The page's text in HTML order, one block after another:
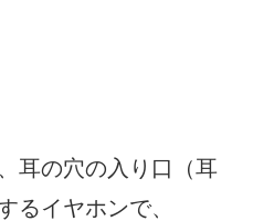
耳の穴の入り口（耳
るイヤホンで、